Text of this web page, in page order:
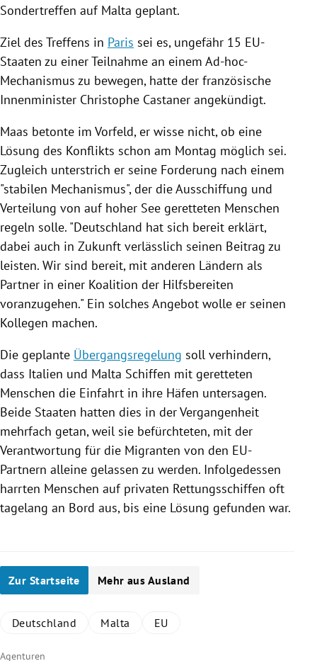
Sondertreffen auf Malta geplant.
Ziel des Treffens in Paris sei es, ungefähr 15 EU-
Staaten zu einer Teilnahme an einem Ad-hoc-
Mechanismus zu bewegen, hatte der französische
Innenminister Christophe Castaner angekündigt.
Maas betonte im Vorfeld, er wisse nicht, ob eine
Lösung des Konflikts schon am Montag möglich sei.
Zugleich unterstrich er seine Forderung nach einem
"stabilen Mechanismus", der die Ausschiffung und
Verteilung von auf hoher See geretteten Menschen
regeln solle. "Deutschland hat sich bereit erklärt,
dabei auch in Zukunft verlässlich seinen Beitrag zu
leisten. Wir sind bereit, mit anderen Ländern als
Partner in einer Koalition der Hilfsbereiten
voranzugehen." Ein solches Angebot wolle er seinen
Kollegen machen.
Die geplante Übergangsregelung soll verhindern,
dass Italien und Malta Schiffen mit geretteten
Menschen die Einfahrt in ihre Häfen untersagen.
Beide Staaten hatten dies in der Vergangenheit
mehrfach getan, weil sie befürchteten, mit der
Verantwortung für die Migranten von den EU-
Partnern alleine gelassen zu werden. Infolgedessen
harrten Menschen auf privaten Rettungsschiffen oft
tagelang an Bord aus, bis eine Lösung gefunden war.
Zur Startseite Mehr aus Ausland
Deutschland Malta EU
Agenturen